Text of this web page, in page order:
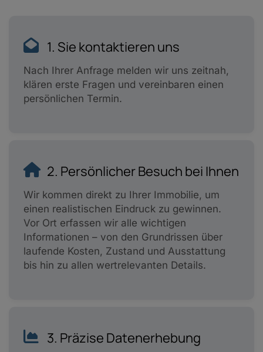
1. Sie kontaktieren uns
Nach Ihrer Anfrage melden wir uns zeitnah,
klären erste Fragen und vereinbaren einen
persönlichen Termin.
2. Persönlicher Besuch bei Ihnen
Wir kommen direkt zu Ihrer Immobilie, um
einen realistischen Eindruck zu gewinnen.
Vor Ort erfassen wir alle wichtigen
Informationen – von den Grundrissen über
laufende Kosten, Zustand und Ausstattung
bis hin zu allen wertrelevanten Details.
3. Präzise Datenerhebung